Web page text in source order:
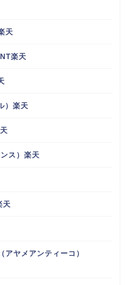
天
楽天
）楽天
ス）楽天
天
ヤメアンティーコ）